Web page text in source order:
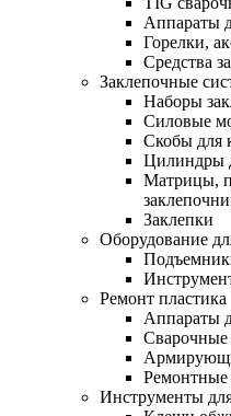
Аппараты
Горелки,
Средства
Заклепочные
Наборы
Силовые
Скобы для
Цилиндры
Матрицы,
Заклепки
Оборудование
Ремонт пластика
Аппараты
Сварочные
Ремонтные
Инструменты